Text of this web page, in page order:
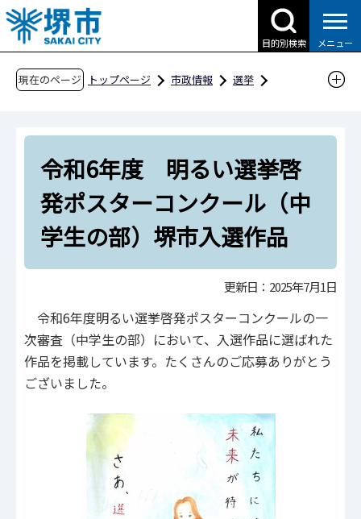
こ
の
ペ
目的別検索 メニュー
現在のページ トップページ 市政情報
選挙
令和6年度 明るい選挙啓発ポスターコンクー
ル（中学生の部）堺市入選作品
令和6年度 明るい選挙啓
発ポスターコンクール（中
学生の部）堺市入選作品
更新日：2025年7月1日
令和6年度明るい選挙啓発ポスターコンクールの一
次審査（中学生の部）において、入選作品に選ばれた
作品を掲載しています。たくさんのご応募ありがとう
ございました。